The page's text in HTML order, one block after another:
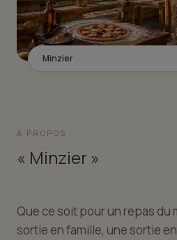
Minzier
À PROPOS
« Minzier »
Que ce soit pour un repas du
sortie en famille, une sortie